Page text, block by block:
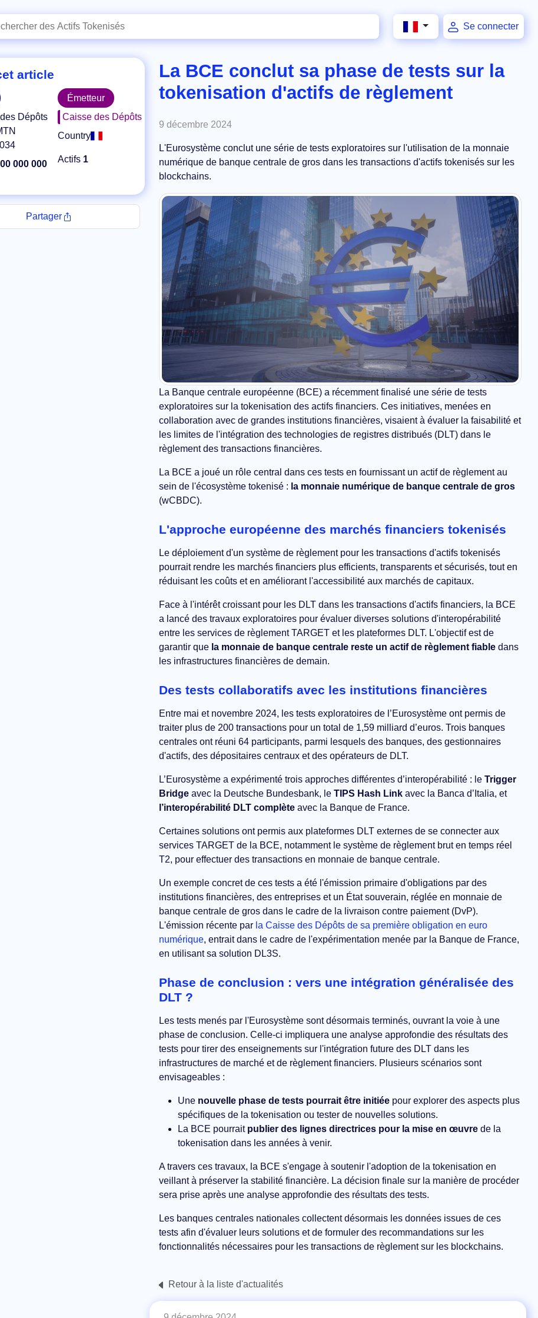
Se connecter
article
Dépôts
000 000
Émetteur
Caisse des Dépôts
Country
Actifs 1
Partager
La BCE conclut sa phase de tests sur la
tokenisation d'actifs de règlement
9 décembre 2024
L'Eurosystème conclut une série de tests exploratoires sur l'utilisation de la monnaie
numérique de banque centrale de gros dans les transactions d'actifs tokenisés sur les
blockchains.
La Banque centrale européenne (BCE) a récemment finalisé une série de tests
exploratoires sur la tokenisation des actifs financiers. Ces initiatives, menées en
collaboration avec de grandes institutions financières, visaient à évaluer la faisabilité et
les limites de l'intégration des technologies de registres distribués (DLT) dans le
règlement des transactions financières.
La BCE a joué un rôle central dans ces tests en fournissant un actif de règlement au
sein de l'écosystème tokenisé : la monnaie numérique de banque centrale de gros
(wCBDC).
L'approche européenne des marchés financiers tokenisés
Le déploiement d'un système de règlement pour les transactions d'actifs tokenisés
pourrait rendre les marchés financiers plus efficients, transparents et sécurisés, tout en
réduisant les coûts et en améliorant l'accessibilité aux marchés de capitaux.
Face à l'intérêt croissant pour les DLT dans les transactions d'actifs financiers, la BCE
a lancé des travaux exploratoires pour évaluer diverses solutions d'interopérabilité
entre les services de règlement TARGET et les plateformes DLT. L'objectif est de
garantir que la monnaie de banque centrale reste un actif de règlement fiable dans
les infrastructures financières de demain.
Des tests collaboratifs avec les institutions financières
Entre mai et novembre 2024, les tests exploratoires de l’Eurosystème ont permis de
traiter plus de 200 transactions pour un total de 1,59 milliard d’euros. Trois banques
centrales ont réuni 64 participants, parmi lesquels des banques, des gestionnaires
d'actifs, des dépositaires centraux et des opérateurs de DLT.
L’Eurosystème a expérimenté trois approches différentes d’interopérabilité : le Trigger
Bridge avec la Deutsche Bundesbank, le TIPS Hash Link avec la Banca d’Italia, et
l’interopérabilité DLT complète avec la Banque de France.
Certaines solutions ont permis aux plateformes DLT externes de se connecter aux
services TARGET de la BCE, notamment le système de règlement brut en temps réel
T2, pour effectuer des transactions en monnaie de banque centrale.
Un exemple concret de ces tests a été l'émission primaire d'obligations par des
institutions financières, des entreprises et un État souverain, réglée en monnaie de
banque centrale de gros dans le cadre de la livraison contre paiement (DvP).
L'émission récente par la Caisse des Dépôts de sa première obligation en euro
numérique, entrait dans le cadre de l'expérimentation menée par la Banque de France,
en utilisant sa solution DL3S.
Phase de conclusion : vers une intégration généralisée des
DLT ?
Les tests menés par l'Eurosystème sont désormais terminés, ouvrant la voie à une
phase de conclusion. Celle-ci impliquera une analyse approfondie des résultats des
tests pour tirer des enseignements sur l'intégration future des DLT dans les
infrastructures de marché et de règlement financiers. Plusieurs scénarios sont
envisageables :
Une nouvelle phase de tests pourrait être initiée pour explorer des aspects plus
spécifiques de la tokenisation ou tester de nouvelles solutions.
La BCE pourrait publier des lignes directrices pour la mise en œuvre de la
tokenisation dans les années à venir.
A travers ces travaux, la BCE s'engage à soutenir l'adoption de la tokenisation en
veillant à préserver la stabilité financière. La décision finale sur la manière de procéder
sera prise après une analyse approfondie des résultats des tests.
Les banques centrales nationales collectent désormais les données issues de ces
tests afin d'évaluer leurs solutions et de formuler des recommandations sur les
fonctionnalités nécessaires pour les transactions de règlement sur les blockchains.
Retour à la liste d'actualités